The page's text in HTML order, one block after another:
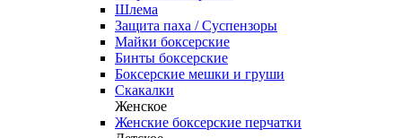
Шлема
Защита паха / Суспензоры
Майки боксерские
Бинты боксерские
Боксерские мешки и груши
Скакалки
Женское
Женские боксерские перчатки